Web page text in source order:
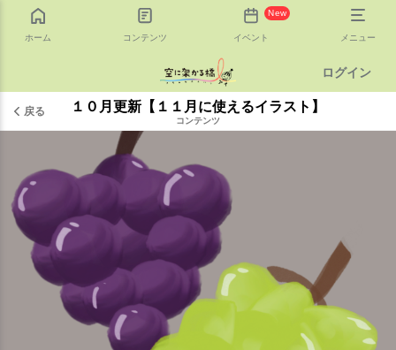
ホーム コンテンツ
New
イベント メニュー
ログイン
戻る １０月更新【１１月に使えるイラスト】
コンテンツ